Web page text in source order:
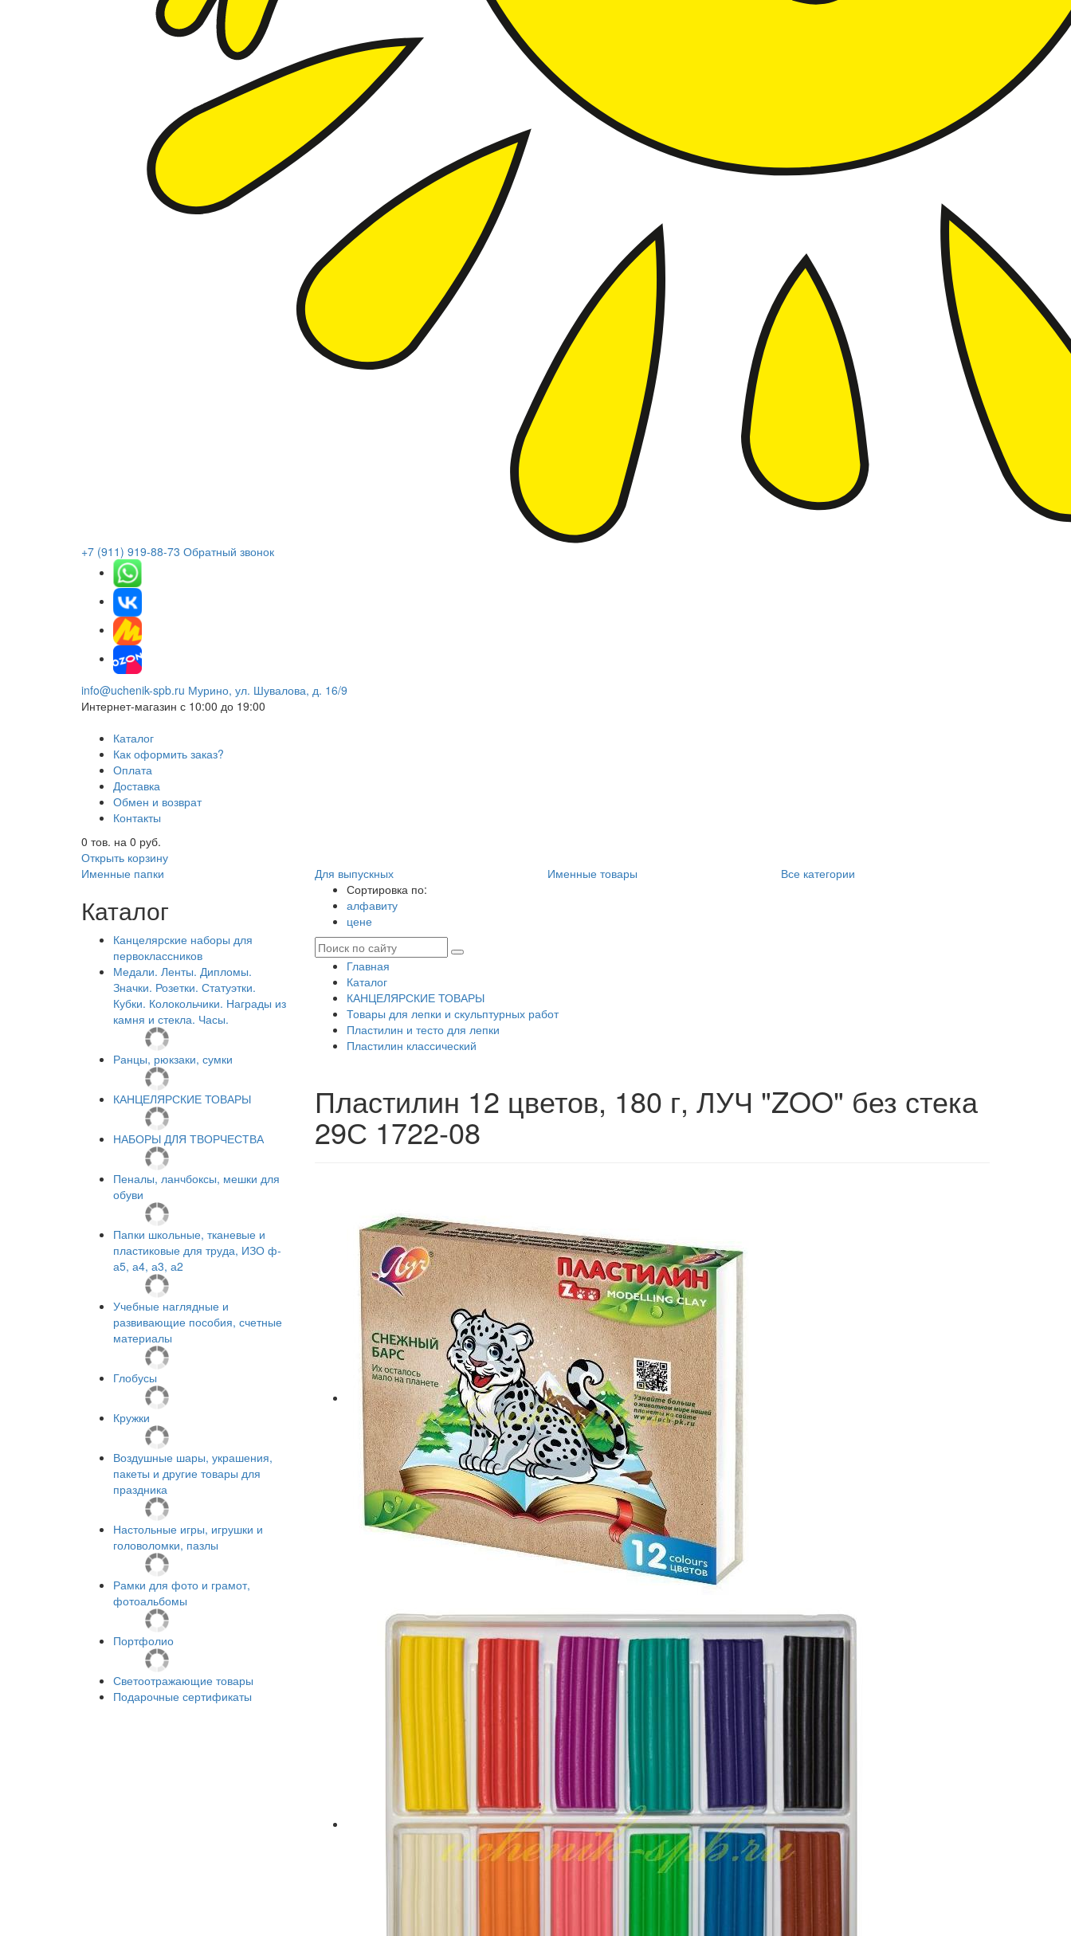
+7 (911) 919-88-73 Обратный звонок
info@uchenik-spb.ru Мурино, ул. Шувалова, д. 16/9
Интернет-магазин с 10:00 до 19:00
Каталог
Как оформить заказ?
Оплата
Доставка
Обмен и возврат
Контакты
0 тов. на 0 руб.
Открыть корзину
Именные папки
Для выпускных Именные товары Все категории
Каталог
Канцелярские наборы для
первоклассников
Медали. Ленты. Дипломы.
Значки. Розетки. Статуэтки.
Кубки. Колокольчики. Награды из
камня и стекла. Часы.
Ранцы, рюкзаки, сумки
КАНЦЕЛЯРСКИЕ ТОВАРЫ
НАБОРЫ ДЛЯ ТВОРЧЕСТВА
Пеналы, ланчбоксы, мешки для
обуви
Папки школьные, тканевые и
пластиковые для труда, ИЗО ф-
а5, а4, а3, а2
Учебные наглядные и
развивающие пособия, счетные
материалы
Глобусы
Кружки
Воздушные шары, украшения,
пакеты и другие товары для
праздника
Настольные игры, игрушки и
головоломки, пазлы
Рамки для фото и грамот,
фотоальбомы
Портфолио
Светоотражающие товары
Подарочные сертификаты
Сортировка по:
алфавиту
цене
Главная
Каталог
КАНЦЕЛЯРСКИЕ ТОВАРЫ
Товары для лепки и скульптурных работ
Пластилин и тесто для лепки
Пластилин классический
Пластилин 12 цветов, 180 г, ЛУЧ "ZOO" без стека
29С 1722-08